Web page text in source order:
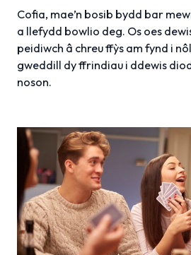
Cofia, mae’n bosib bydd bar
a llefydd bowlio deg. Os oes
peidiwch â chreu ffỳs am fynd i
gweddill dy ffrindiau i ddewis
noson.